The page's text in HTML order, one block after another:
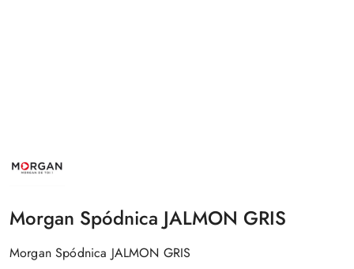
PRODUCENTA:
MORGAN
Morgan Spódnica JALMON GRIS
Morgan Spódnica JALMON GRIS